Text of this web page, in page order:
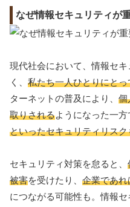
なぜ情報セキュリティが
現代社会において、情報セ
く、 私たち一人ひとりにとっ
ターネットの普及により、 個
取りされるようになった一方
といったセキュリティリスク
セキュリティ対策を怠ると、
被害を受けたり、 企業であ
につながる可能性も。情報セ